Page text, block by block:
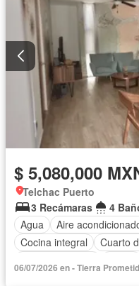
$ 5,080,000
Telchac Puerto
3 Recámaras
4
Agua
Aire
Cocina integral
Cuarto
06/07/2026 en - Tierra